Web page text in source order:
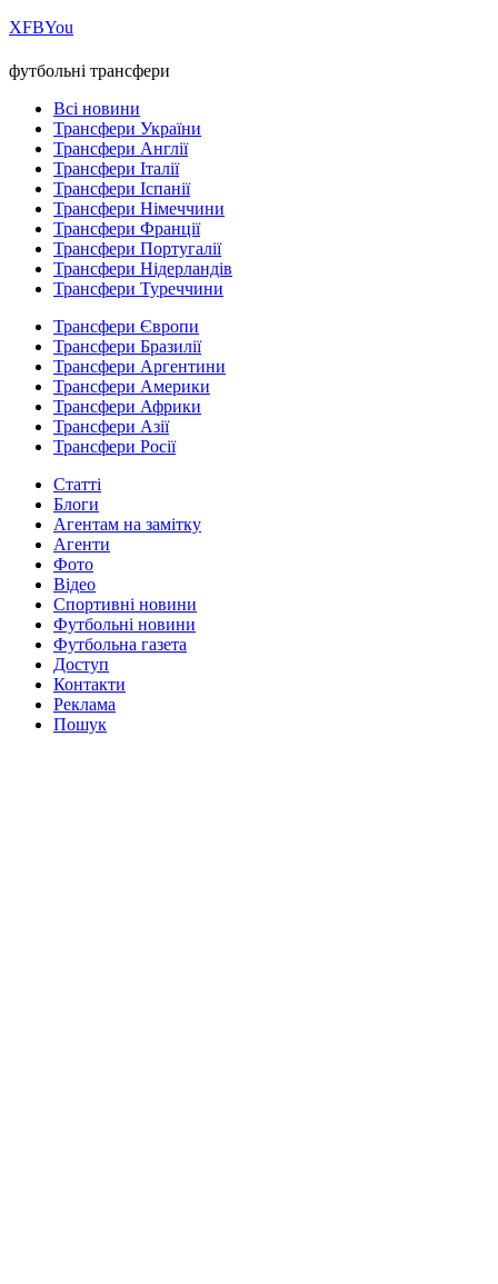
ХFBYou
футбольні трансфери
Всі новини
Трансфери України
Трансфери Англії
Трансфери Італії
Трансфери Іспанії
Трансфери Німеччини
Трансфери Франції
Трансфери Португалії
Трансфери Нідерландів
Трансфери Туреччини
Трансфери Європи
Трансфери Бразилії
Трансфери Аргентини
Трансфери Америки
Трансфери Африки
Трансфери Азії
Трансфери Росії
Статті
Блоги
Агентам на замітку
Агенти
Фото
Відео
Спортивні новини
Футбольні новини
Футбольна газета
Доступ
Контакти
Реклама
Пошук